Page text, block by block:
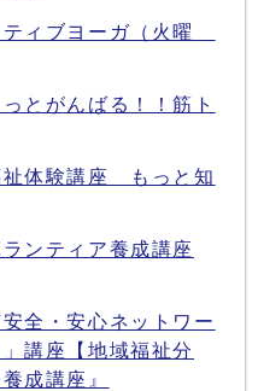
ティブヨーガ（火曜
とがんばる！！筋ト
祉体験講座 もっと知
ンティア養成講座
全・安心ネットワー
講座【地域福祉分
成講座』